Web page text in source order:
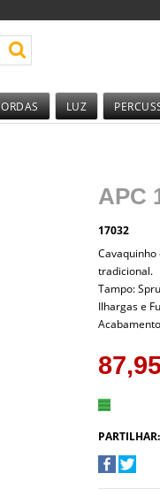
LUZ
APC
17032
tradicional.
Tampo:
Ilhargas e
PARTILHAR: